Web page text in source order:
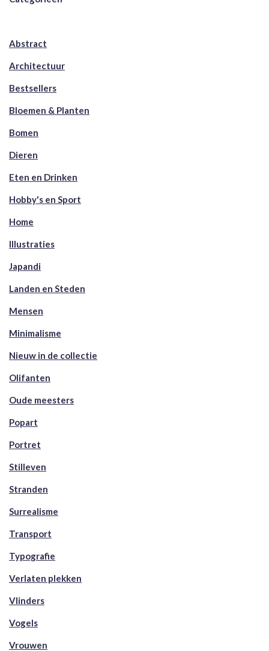
Abstract
Architectuur
Bestsellers
Bloemen & Planten
Bomen
Dieren
Eten en Drinken
Hobby's en Sport
Home
Illustraties
Japandi
Landen en Steden
Mensen
Minimalisme
Nieuw in de collectie
Olifanten
Oude meesters
Popart
Portret
Stilleven
Stranden
Surrealisme
Transport
Typografie
Verlaten plekken
Vlinders
Vogels
Vrouwen